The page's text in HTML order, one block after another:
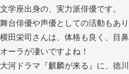
文学座出身の、実力派俳優です。
舞台俳優や声優としての活動もあり
横田栄司さんは、体格も良く、目
オーラが凄いですよね！
大河ドラマ『麒麟が来る』に、徳